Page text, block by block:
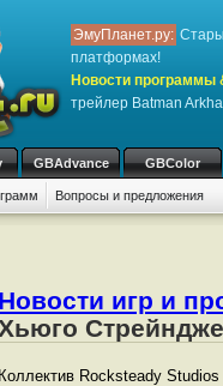
ЭмуПланет.ру:
платформах!
Новости программы
трейлер Batman
GBAdvance GBColor
Вопросы и предложения
Новости игр и
Хьюго
Коллектив Rocksteady